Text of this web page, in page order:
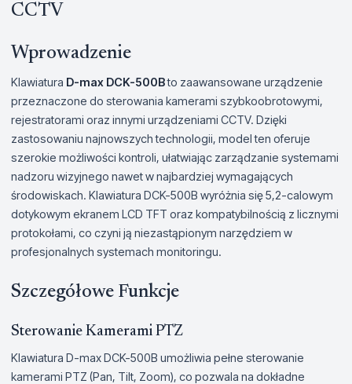
CCTV
Wprowadzenie
Klawiatura D-max DCK-500Bto zaawansowane urządzenie
przeznaczone do sterowania kamerami szybkoobrotowymi,
rejestratorami oraz innymi urządzeniami CCTV. Dzięki
zastosowaniu najnowszych technologii, model ten oferuje
szerokie możliwości kontroli, ułatwiając zarządzanie systemami
nadzoru wizyjnego nawet w najbardziej wymagających
środowiskach. Klawiatura DCK-500B wyróżnia się 5,2-calowym
dotykowym ekranem LCD TFT oraz kompatybilnością z licznymi
protokołami, co czyni ją niezastąpionym narzędziem w
profesjonalnych systemach monitoringu.
Szczegółowe Funkcje
Sterowanie Kamerami PTZ
Klawiatura D-max DCK-500B umożliwia pełne sterowanie
kamerami PTZ (Pan, Tilt, Zoom), co pozwala na dokładne